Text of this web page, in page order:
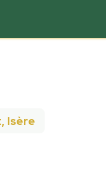
Isère